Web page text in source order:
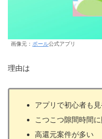
画像元： ポール公式アプリ
理由は
アプリで初心者も
こつこつ隙間時間
高還元案件が多い